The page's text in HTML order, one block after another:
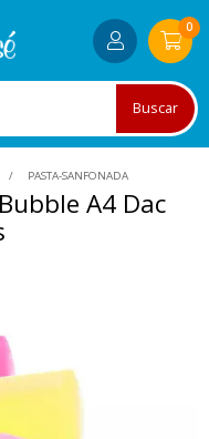
Buscar
0
PASTA-SANFONADA
A4 Dac